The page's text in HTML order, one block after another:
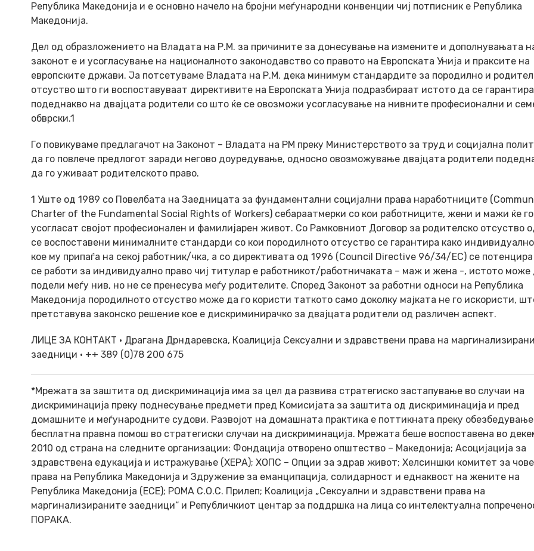
Република Македонија и е основно начело на бројни меѓународни конвенции чиј потписник е Република
Македонија.
Дел од образложението на Владата на Р.М. за причините за донесување на измените и дополнувањата
законот е и усогласување на националното законодавство со правото на Европската Унија и праксите на
европските држави. Ја потсетуваме Владата на Р.М. дека минимум стандардите за породилно и
отсуство што ги воспоставуваат директивите на Европската Унија подразбираат истото да се гарантира
подеднакво на двајцата родители со што ќе се овозможи усогласување на нивните професионални и
обврски.1
Гo повикуваме предлагачот на Законот – Владата на РМ преку Министерството за труд и социјална
да го повлече предлогот заради негово доуредување, односно овозможување двајцата родители
да го уживаат родителското право.
1 Уште од 1989 со Повелбата на Заедницата за фундаментални социјални права наработниците
Charter of the Fundamental Social Rights of Workers) себараатмерки со кои работниците, жени и мажи ќе го
усогласат својот професионален и фамилијарен живот. Со Рамковниот Договор за родителско отсуство
се воспоставени минималните стандарди со кои породилното отсуство се гарантира како
кое му припаѓа на секој работник/чка, а со директивата од 1996 (Council Directive 96/34/EC) се
се работи за индивидуално право чиј титулар е работникот/работничаката – маж и жена -, истото може
подели меѓу нив, но не се пренесува меѓу родителите. Според Законот за работни односи на Република
Македонија породилното отсуство може да го користи таткото само доколку мајката не го искористи,
претставува законско решение кое е дискриминирачко за двајцата родители од различен аспект.
ЛИЦЕ ЗА КОНТАКТ • Драгана Дрндаревска, Коалиција Сексуални и здравствени права на
заедници • ++ 389 (0)78 200 675
*Мрежата за заштита од дискриминација има за цел да развива стратегиско застапување во случаи на
дискриминација преку поднесување предмети пред Комисијата за заштита од дискриминација и пред
домашните и меѓународните судови. Развојот на домашната практика е поттикната преку обезбедување
бесплатна правна помош во стратегиски случаи на дискриминација. Мрежата беше воспоставена во
2010 од страна на следните организации: Фондација отворено општество – Македонија; Асоцијација за
здравствена едукација и истражување (ХЕРА); ХОПС – Опции за здрав живот; Хелсиншки комитет за
права на Република Македонија и Здружение за еманципација, солидарност и еднаквост на жените на
Република Македонија (ЕСЕ); РОМА С.О.С. Прилеп; Коалиција „Сексуални и здравствени права на
маргинализираните заедници“ и Републичкиот центар за поддршка на лица со интелектуална
ПОРАКА.